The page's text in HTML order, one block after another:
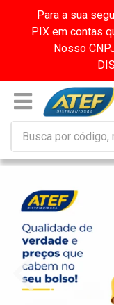
Para a sua
PIX em contas
Nosso